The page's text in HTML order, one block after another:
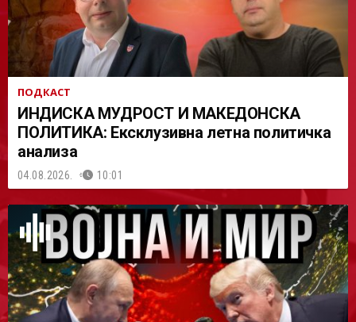
ПОДКАСТ
ИНДИСКА МУДРОСТ И МАКЕДОНСКА
ПОЛИТИКА: Ексклузивна летна политичка
анализа
04.08.2026. 10:01